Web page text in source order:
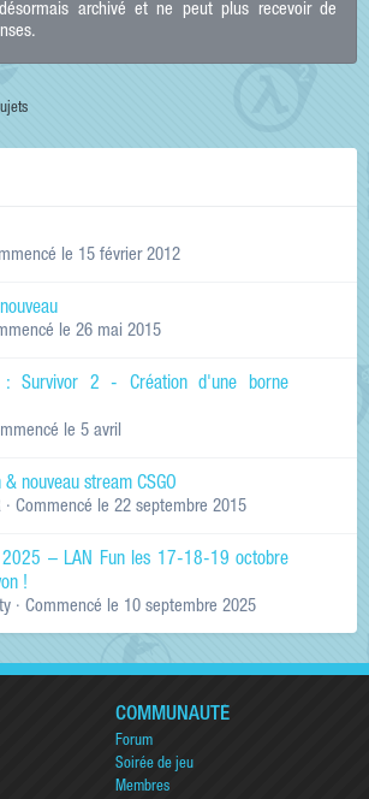
archivé et ne peut plus recevoir de
le 15 février 2012
le 26 mai 2015
: Survivor 2 - Création d'une borne
le 5 avril
nouveau stream CSGO
· Commencé le 22 septembre 2015
2025 – LAN Fun les 17-18-19 octobre
!
· Commencé le 10 septembre 2025
COMMUNAUTÉ
Forum
Soirée de jeu
Membres